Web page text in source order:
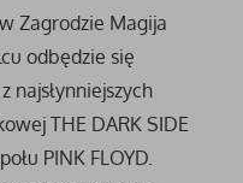
Zagrodzie Magija
odbędzie się
najsłynniejszych
THE DARK SIDE
PINK FLOYD.